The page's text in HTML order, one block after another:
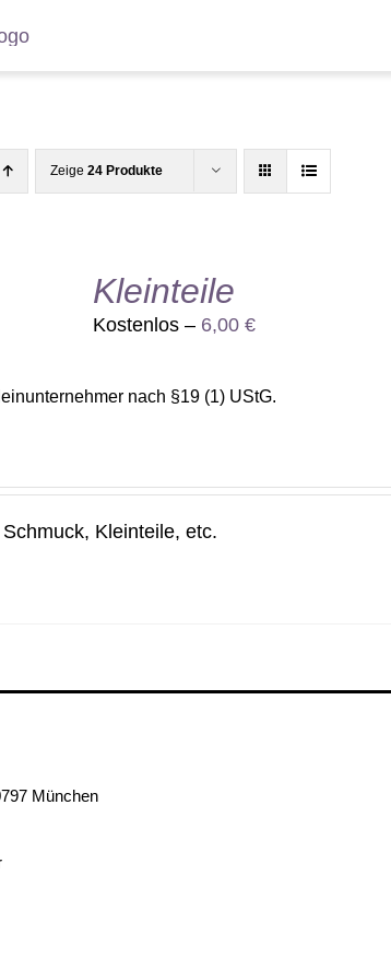
Zeige 24 Produkte
Kleinteile
Kostenlos – 6,00 €
nach §19 (1) UStG.
Kleinteile, etc.
München